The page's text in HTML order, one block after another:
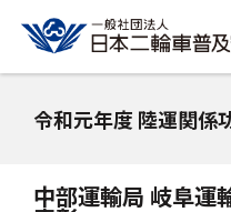
令和元年度 陸運関係
中部運輸局 岐阜運